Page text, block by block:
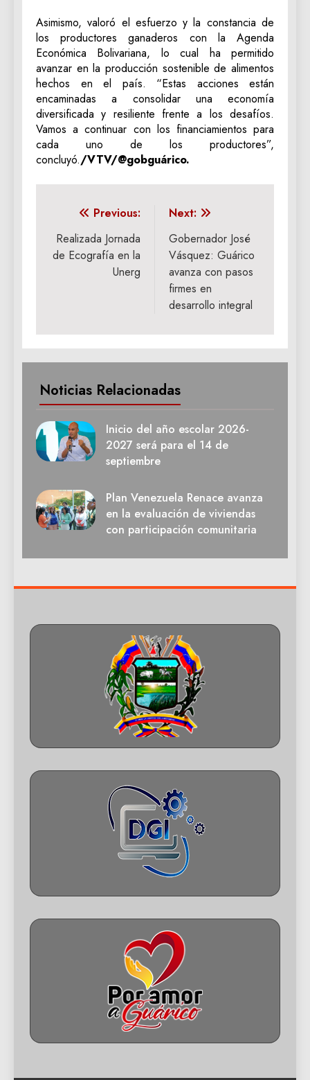
Asimismo, valoró el esfuerzo y la constancia de
los productores ganaderos con la Agenda
Económica Bolivariana, lo cual ha permitido
avanzar en la producción sostenible de alimentos
hechos en el país. “Estas acciones están
encaminadas a consolidar una economía
diversificada y resiliente frente a los desafíos.
Vamos a continuar con los financiamientos para
cada uno de los productores”,
concluyó./VTV/@gobguárico.
Navegación
de
entradas
Previous:
Realizada Jornada
de Ecografía en la
Unerg
Next:
Gobernador José
Vásquez: Guárico
avanza con pasos
firmes en
desarrollo integral
Noticias Relacionadas
Inicio del año escolar 2026-
2027 será para el 14 de
septiembre
Plan Venezuela Renace avanza
en la evaluación de viviendas
con participación comunitaria